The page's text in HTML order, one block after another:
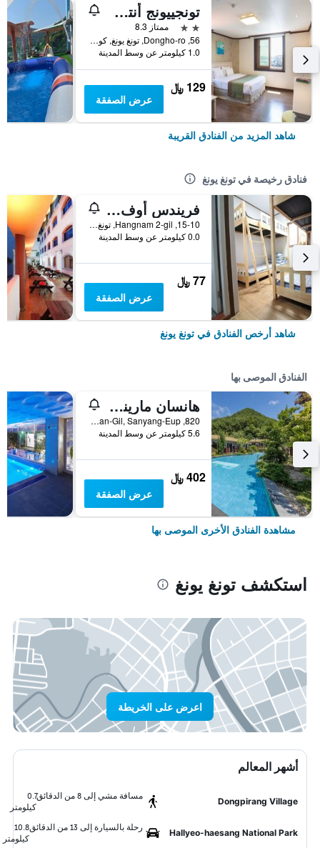
تونجييونج أنتشوفي توريست هوتل
2 نجمتين
ممتاز 8.3
56, Dongho-ro, تونغ يونغ, كوريا الجنوبية
1.0 كيلومتر عن وسط المدينة
129 ﷼
عرض الصفقة
شاهد المزيد من الفنادق القريبة
فنادق رخيصة في تونغ يونغ
فريندس أوف لوفت - دار ضيافة
15-10, Hangnam 2-gil, تونغ يونغ, كوريا الجنوبية
0.0 كيلومتر عن وسط المدينة
77 ﷼
عرض الصفقة
شاهد أرخص الفنادق في تونغ يونغ
الفنادق الموصى بها
هانسان مارينا هوتل آند ريزورت
820, Samchingihaean-Gil, Sanyang-Eup, تونغ يونغ, كوريا الجنوبية
5.6 كيلومتر عن وسط المدينة
402 ﷼
عرض الصفقة
مشاهدة الفنادق الأخرى الموصى بها
استكشف تونغ يونغ
اعرض على الخريطة
أشهر المعالم
Dongpirang Village
مسافة مشي إلى 8 من الدقائق
0.7
كيلومتر
Hallyeo-haesang National Park
رحلة بالسيارة إلى 13 من الدقائق
10.8
كيلومتر